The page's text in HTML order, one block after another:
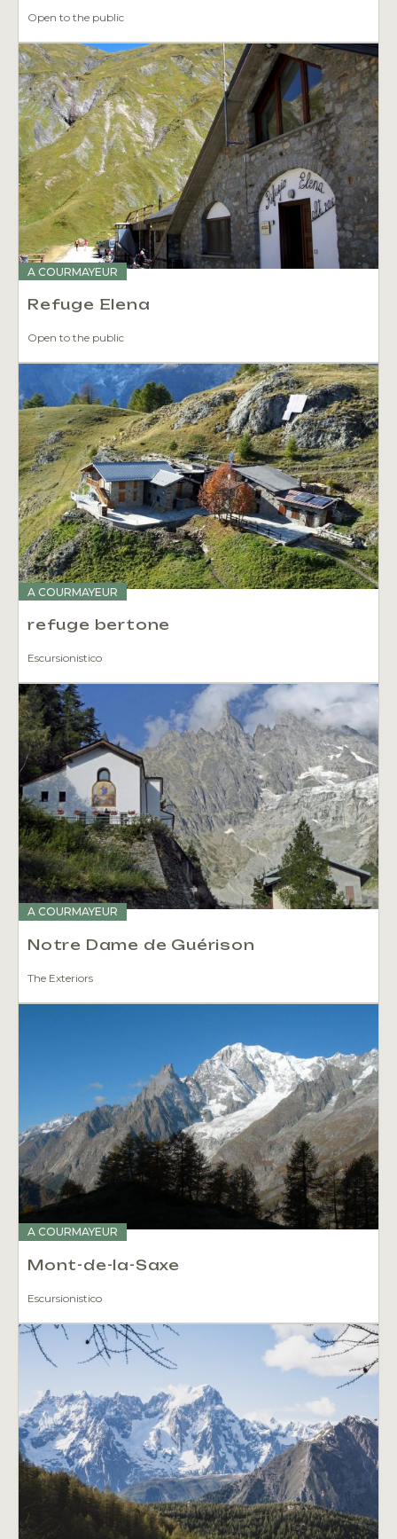
Open to the public
A COURMAYEUR
Refuge Elena
Open to the public
A COURMAYEUR
refuge bertone
Escursionistico
A COURMAYEUR
Notre Dame de Guérison
The Exteriors
A COURMAYEUR
Mont-de-la-Saxe
Escursionistico